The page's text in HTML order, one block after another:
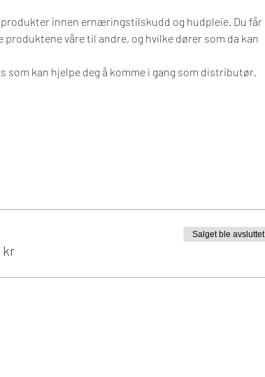
innen ernæringstilskudd og hudpleie. Du får
våre til andre, og hvilke dører som da kan
kan hjelpe deg å komme i gang som distributør.
kr
Salget ble avsluttet